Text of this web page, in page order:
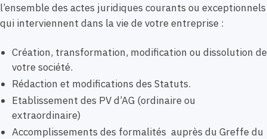
l’ensemble des actes juridiques courants ou exceptionnels
qui interviennent dans la vie de votre entreprise :
Création, transformation, modification ou dissolution de
votre société.
Rédaction et modifications des Statuts.
Etablissement des PV d’AG (ordinaire ou
extraordinaire)
Accomplissements des formalités auprès du Greffe du